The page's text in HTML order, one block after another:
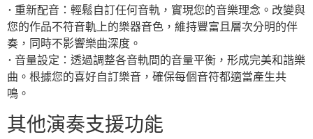
･ 重新配音：輕鬆自訂任何音軌，實現您的音樂理念。改變與
您的作品不符音軌上的樂器音色，維持豐富且層次分明的伴
奏，同時不影響樂曲深度。
･ 音量設定：透過調整各音軌間的音量平衡，形成完美和諧樂
曲。根據您的喜好自訂樂音，確保每個音符都適當產生共
鳴。
其他演奏支援功能